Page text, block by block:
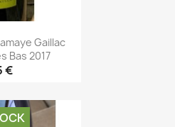
Gaillac
Bas 2017
€
rapide